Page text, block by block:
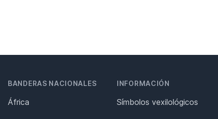
BANDERAS NACIONALES
África
INFORMACIÓN
Símbolos vexilológicos